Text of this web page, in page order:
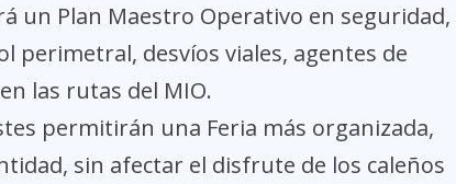
un Plan Maestro Operativo en seguridad,
perimetral, desvíos viales, agentes de
las rutas del MIO.
permitirán una Feria más organizada,
sin afectar el disfrute de los caleños